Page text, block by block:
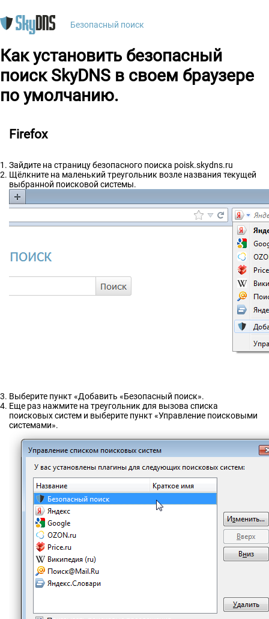
Безопасный поиск
Как установить безопасный
поиск SkyDNS в своем браузере
по умолчанию.
Firefox
Зайдите на страницу безопасного поиска poisk.skydns.ru
Щёлкните на маленький треугольник возле названия текущей
выбранной поисковой системы.
Выберите пункт «Добавить «Безопасный поиск».
Еще раз нажмите на треугольник для вызова списка
поисковых систем и выберите пункт «Управление поисковыми
системами».